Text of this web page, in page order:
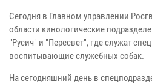
Сегодня в Главном управлении
области кинологические
"Русич" и "Пересвет", где служат
воспитывающие служебных собак.
На сегодняшний день в